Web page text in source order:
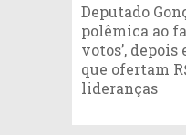
Deputado
polêmica ao
votos’,
que ofertam
lideranças